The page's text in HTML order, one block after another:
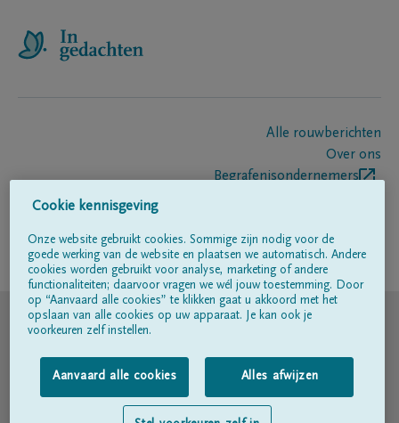
Alle rouwberichten
Over ons
Begrafenisondernemers
Volg ons op
© DELA
Gebruiksvoorwaarden
Privacyverklaring
Cookie kennisgeving
Onze website gebruikt cookies. Sommige zijn nodig voor de
goede werking van de website en plaatsen we automatisch. Andere
cookies worden gebruikt voor analyse, marketing of andere
functionaliteiten; daarvoor vragen we wél jouw toestemming. Door
op “Aanvaard alle cookies” te klikken gaat u akkoord met het
opslaan van alle cookies op uw apparaat. Je kan ook je
voorkeuren zelf instellen.
Aanvaard alle cookies Alles afwijzen